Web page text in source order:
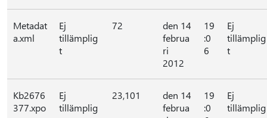
Metadat
a.xml
Ej
tillämplig
t
72
den 14
februa
ri
2012
19
:0
6
Ej
tillämplig
t
Kb2676
377.xpo
Ej
tillämplig
23,101
den 14
februa
19
:0
Ej
tillämplig